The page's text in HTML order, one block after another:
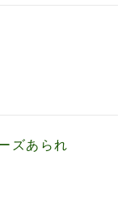
ズあられ